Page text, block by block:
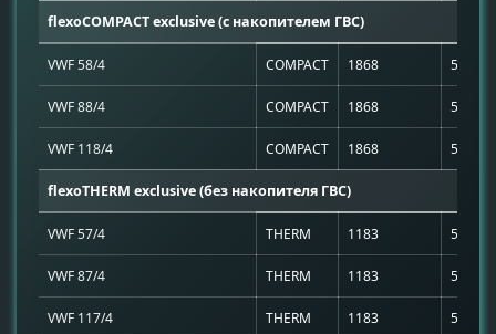
flexoCOMPACT exclusive (с накопителем ГВС)
VWF 58/4 COMPACT 1868 595
VWF 88/4 COMPACT 1868 595
VWF 118/4 COMPACT 1868 595
flexoTHERM exclusive (без накопителя ГВС)
VWF 57/4 THERM 1183 595
VWF 87/4 THERM 1183 595
VWF 117/4 THERM 1183 595